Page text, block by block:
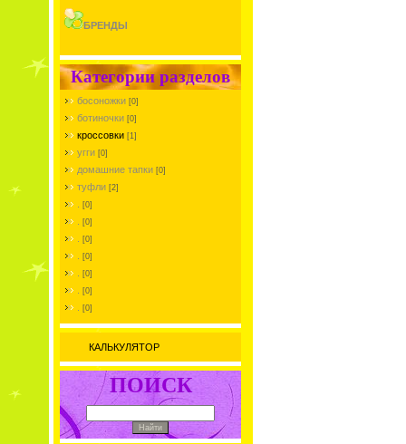
БРЕНДЫ
Категории разделов
босоножки [0]
ботиночки [0]
кроссовки [1]
угги [0]
домашние тапки [0]
туфли [2]
[0]
[0]
[0]
[0]
[0]
[0]
[0]
КАЛЬКУЛЯТОР
ПОИСК